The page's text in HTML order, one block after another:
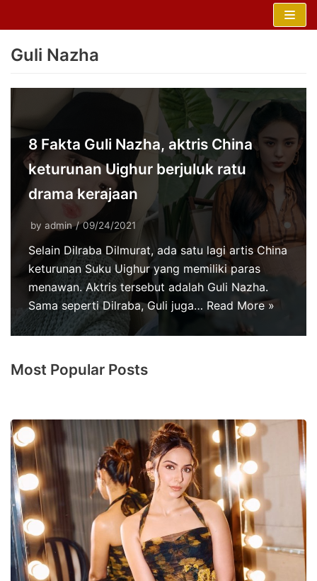
content
Guli Nazha
8 Fakta Guli Nazha, aktris China
keturunan Uighur berjuluk ratu
drama kerajaan
by admin 09/24/2021
Selain Dilraba Dilmurat, ada satu lagi artis China
keturunan Suku Uighur yang memiliki paras
menawan. Aktris tersebut adalah Guli Nazha.
Sama seperti Dilraba, Guli juga… Read More »
Most Popular Posts